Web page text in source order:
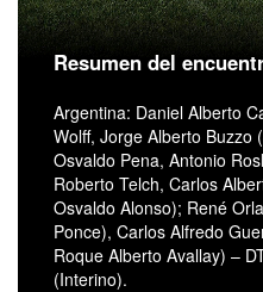
Resumen del
Argentina: Daniel Alberto
Wolff, Jorge Alberto Buzzo
Osvaldo Pena, Antonio
Roberto Telch, Carlos
Osvaldo Alonso); René
Ponce), Carlos Alfredo
Roque Alberto Avallay) –
(Interino).